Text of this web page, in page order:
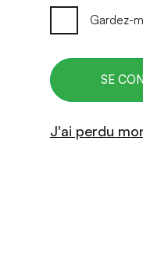
Gardez-
J'ai perdu